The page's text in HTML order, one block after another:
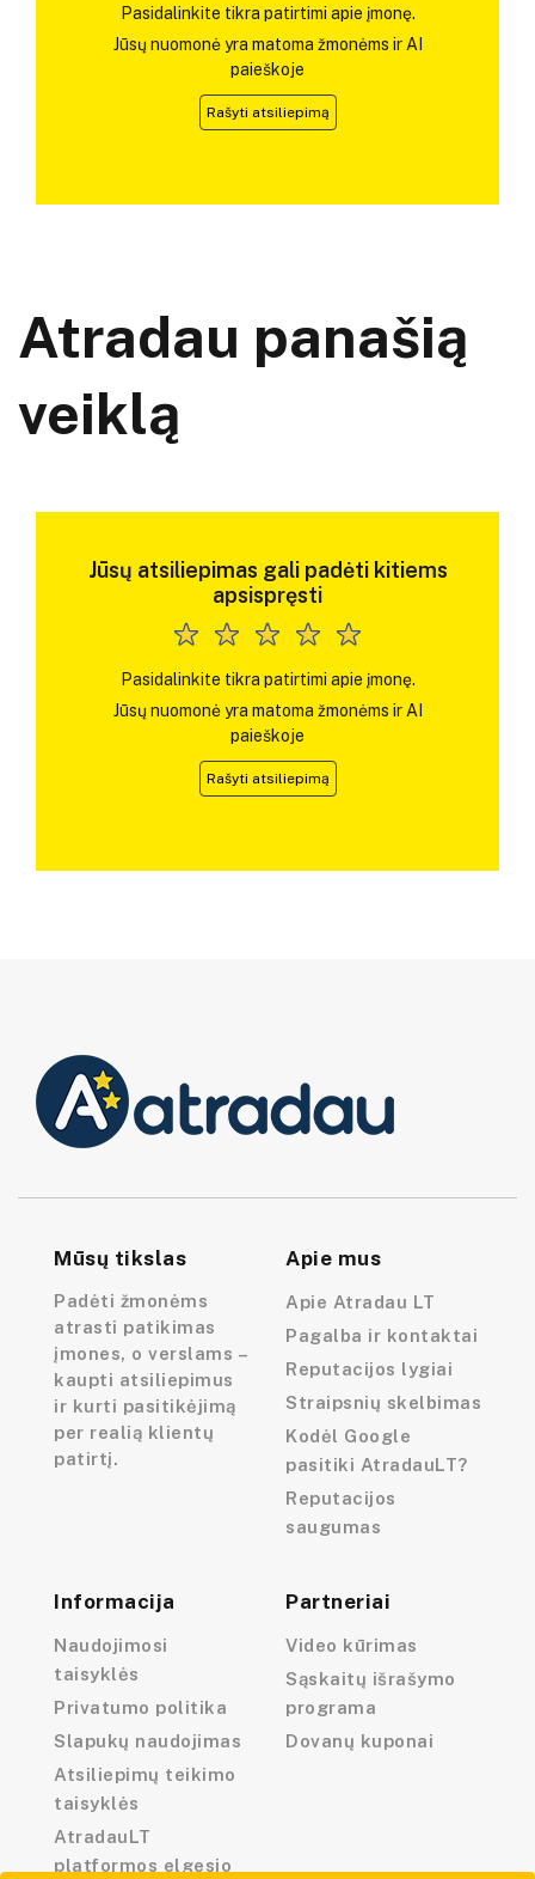
Pasidalinkite tikra patirtimi apie įmonę.
Jūsų nuomonė yra matoma žmonėms ir AI
paieškoje
Rašyti atsiliepimą
Atradau panašią
veiklą
Jūsų atsiliepimas gali padėti kitiems
apsispręsti
Pasidalinkite tikra patirtimi apie įmonę.
Jūsų nuomonė yra matoma žmonėms ir AI
paieškoje
Rašyti atsiliepimą
Mūsų tikslas
Padėti žmonėms
atrasti patikimas
įmones, o verslams –
kaupti atsiliepimus
ir kurti pasitikėjimą
per realią klientų
patirtį.
Apie mus
Apie Atradau LT
Pagalba ir kontaktai
Reputacijos lygiai
Straipsnių skelbimas
Kodėl Google
pasitiki AtradauLT?
Reputacijos
saugumas
Informacija
Naudojimosi
taisyklės
Privatumo politika
Slapukų naudojimas
Atsiliepimų teikimo
taisyklės
AtradauLT
platformos elgesio
Partneriai
Video kūrimas
Sąskaitų išrašymo
programa
Dovanų kuponai